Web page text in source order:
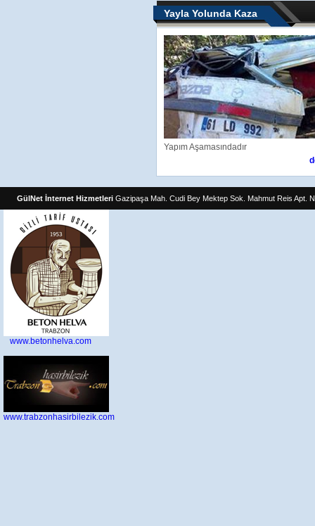
Yayla Yolunda Kaza
Yapım Aşamasındadır
GülNet İnternet Hizmetleri Gazipaşa Mah. Cudi Bey Mektep Sok. Mahmut Reis
www.betonhelva.com
www.trabzonhasirbilezik.com